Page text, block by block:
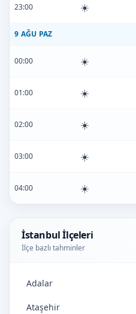
23:00 ☀️
9 AĞU PAZ
00:00 ☀️
01:00 ☀️
02:00 ☀️
03:00 ☀️
04:00 ☀️
İstanbul İlçeleri
İlçe bazlı tahminler
Adalar
Ataşehir